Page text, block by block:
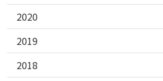
2020
2019
2018